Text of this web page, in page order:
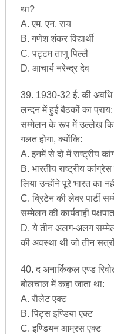
था?
A. एम. एन. राय
B. गणेश शंकर विद्यार्थी
C. पट्टम ताणु पिल्लै
D. आचार्य नरेन्द्र देव
39. 1930-32 ई. की
लन्दन में हुई बैठकों का
सम्मेलन के रूप में उल्लेख
गलत होगा, क्योंकि:
A. इनमें से दो में राष्ट्रीय
B. भारतीय राष्ट्रीय
लिया उन्होंने पूरे भारत का
C. ब्रिटेन की लेबर पार्टी
सम्मेलन की कार्यवाही
D. ये तीन अलग-अलग
की अवस्था थी जो तीन
40. द अनार्किकल एण्ड
बोलचाल में कहा जाता था:
A. रौलेट एक्ट
B. पिट्स इण्डिया एक्ट
C. इण्डियन आम्रस एक्ट